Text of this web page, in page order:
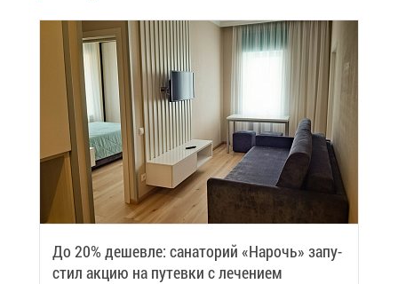
До 20% де­шев­ле: са­на­то­рий «На­рочь» за­пу­
стил ак­цию на пу­тев­ки с ле­че­ни­ем